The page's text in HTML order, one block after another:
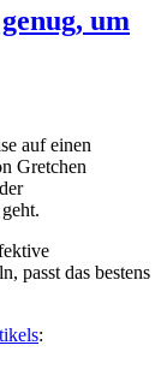
um
auf einen
Gretchen
passt das bestens
: